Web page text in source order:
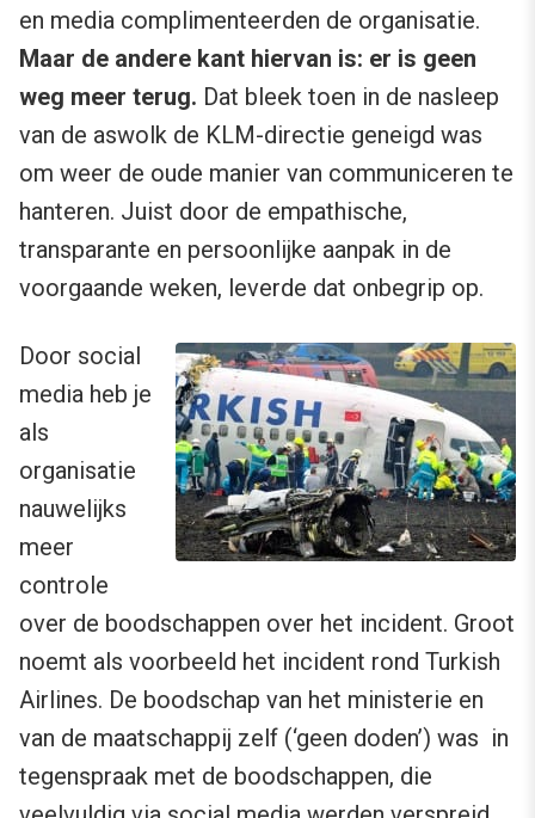
en media complimenteerden de organisatie.
Maar de andere kant hiervan is: er is geen
weg meer terug. Dat bleek toen in de nasleep
van de aswolk de KLM-directie geneigd was
om weer de oude manier van communiceren te
hanteren. Juist door de empathische,
transparante en persoonlijke aanpak in de
voorgaande weken, leverde dat onbegrip op.
Door social
media heb je
als
organisatie
nauwelijks
meer
controle
over de boodschappen over het incident. Groot
noemt als voorbeeld het incident rond Turkish
Airlines. De boodschap van het ministerie en
van de maatschappij zelf (‘geen doden’) was in
tegenspraak met de boodschappen, die